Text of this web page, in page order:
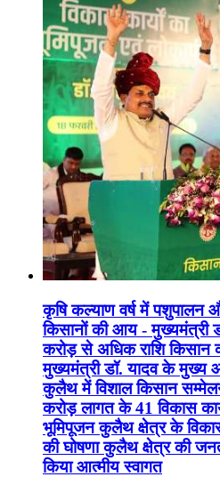
कृषि कल्याण वर्ष में पशुपालन
किसानों की आय - मुख्यमंत्री
करोड़ से अधिक राशि किसान
मुख्यमंत्री डॉ. यादव के मुख्य
कुलैथ में विशाल किसान
करोड़ लागत के 41 विकास
भूमिपूजन कुलैथ क्षेत्र के
की घोषणा कुलैथ क्षेत्र की
किया आत्मीय स्वागत